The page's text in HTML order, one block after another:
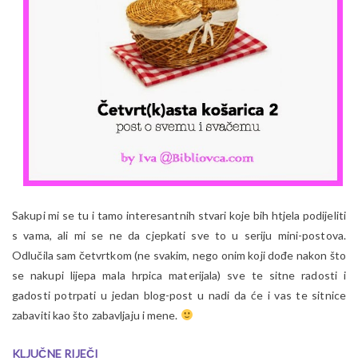
Sakupi mi se tu i tamo interesantnih stvari koje bih htjela podijeliti
s vama, ali mi se ne da cjepkati sve to u seriju mini-postova.
Odlučila sam četvrtkom (ne svakim, nego onim koji dođe nakon što
se nakupi lijepa mala hrpica materijala) sve te sitne radosti i
gadosti potrpati u jedan blog-post u nadi da će i vas te sitnice
zabaviti kao što zabavljaju i mene.
KLJUČNE RIJEČI